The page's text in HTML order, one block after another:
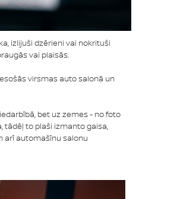
izlijuši dzērieni vai nokrituši
vai plaisās.
virsmas auto salonā un
bet uz zemes - no foto
tādēļ to plaši izmanto gaisa,
arī automašīnu salonu